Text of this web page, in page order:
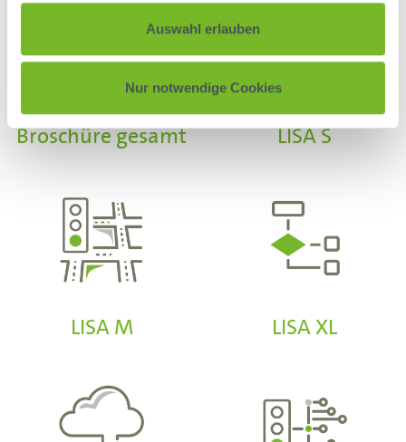
Auswahl erlauben
Nur notwendige Cookies
Broschüre gesamt LISA S
LISA M LISA XL